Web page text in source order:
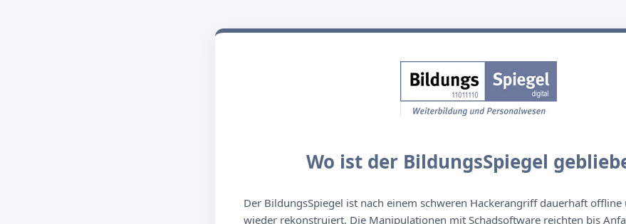
Wo ist der BildungsSpiegel
Der BildungsSpiegel ist nach einem schweren Hackerangriff dauerhaft
wieder rekonstruiert. Die Manipulationen mit Schadsoftware reichten bis